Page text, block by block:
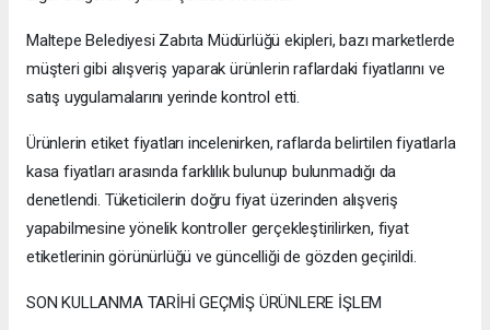
Maltepe Belediyesi Zabıta Müdürlüğü ekipleri, bazı marketlerde
müşteri gibi alışveriş yaparak ürünlerin raflardaki fiyatlarını ve
satış uygulamalarını yerinde kontrol etti.
Ürünlerin etiket fiyatları incelenirken, raflarda belirtilen fiyatlarla
kasa fiyatları arasında farklılık bulunup bulunmadığı da
denetlendi. Tüketicilerin doğru fiyat üzerinden alışveriş
yapabilmesine yönelik kontroller gerçekleştirilirken, fiyat
etiketlerinin görünürlüğü ve güncelliği de gözden geçirildi.
SON KULLANMA TARİHİ GEÇMİŞ ÜRÜNLERE İŞLEM